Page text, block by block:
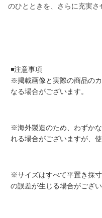
のひとときを、さらに充実さ
◾️注意事項
※掲載画像と実際の商品の
なる場合がございます。
※海外製造のため、わずか
れる場合がございますが、
※サイズはすべて平置き採
の誤差が生じる場合がござい